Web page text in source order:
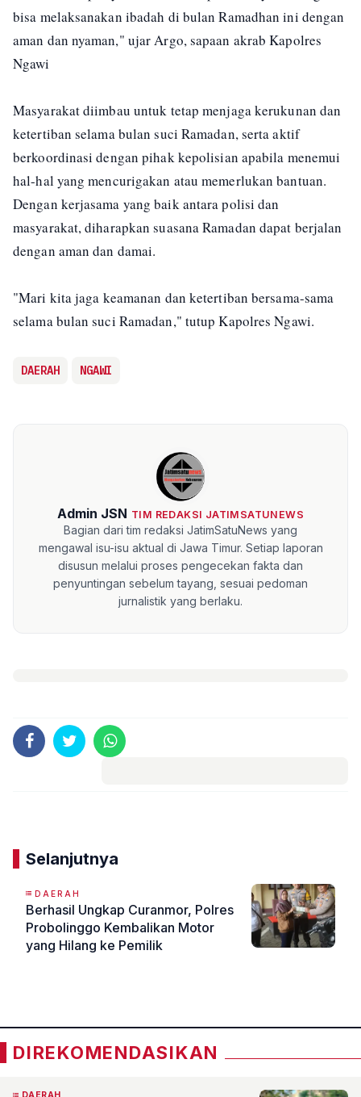
bisa melaksanakan ibadah di bulan Ramadhan ini dengan
aman dan nyaman," ujar Argo, sapaan akrab Kapolres
Ngawi
Masyarakat diimbau untuk tetap menjaga kerukunan dan
ketertiban selama bulan suci Ramadan, serta aktif
berkoordinasi dengan pihak kepolisian apabila menemui
hal-hal yang mencurigakan atau memerlukan bantuan.
Dengan kerjasama yang baik antara polisi dan
masyarakat, diharapkan suasana Ramadan dapat berjalan
dengan aman dan damai.
"Mari kita jaga keamanan dan ketertiban bersama-sama
selama bulan suci Ramadan," tutup Kapolres Ngawi.
DAERAH NGAWI
Admin JSN TIM REDAKSI JATIMSATUNEWS
Bagian dari tim redaksi JatimSatuNews yang
mengawal isu-isu aktual di Jawa Timur. Setiap laporan
disusun melalui proses pengecekan fakta dan
penyuntingan sebelum tayang, sesuai pedoman
jurnalistik yang berlaku.
Selanjutnya
DAERAH
Berhasil Ungkap Curanmor, Polres
Probolinggo Kembalikan Motor
yang Hilang ke Pemilik
DIREKOMENDASIKAN